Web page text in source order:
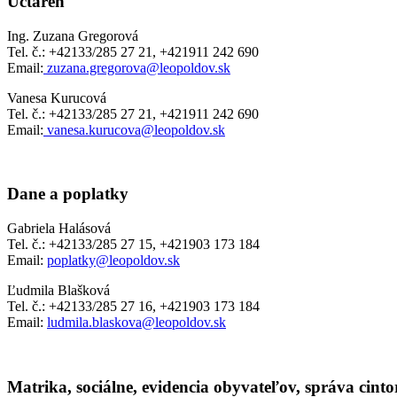
Ing. Zuzana Gregorová
Tel. č.: +42133/285 27 21, +421911 242 690
Email: zuzana.gregorova@leopoldov.sk
Vanesa Kurucová
Tel. č.: +42133/285 27 21, +421911 242 690
Email: vanesa.kurucova@leopoldov.sk
Dane a poplatky
Gabriela Halásová
Tel. č.: +42133/285 27 15, +421903 173 184
Email: poplatky@leopoldov.sk
Ľudmila Blašková
Tel. č.: +42133/285 27 16, +421903 173 184
Email: ludmila.blaskova@leopoldov.sk
Matrika, sociálne, evidencia obyvateľov, správa